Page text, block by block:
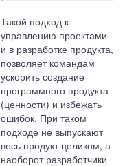
Такой подход к
управлению проектами
и в разработке продукта,
позволяет командам
ускорить создание
программного продукта
(ценности) и избежать
ошибок. При таком
подходе не выпускают
весь продукт целиком, а
наоборот разработчики